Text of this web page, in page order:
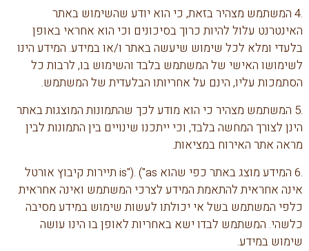
.4 המשתמש מצהיר בזאת, כי הוא יודע שהשימוש באתר
האינטרנט עלול להיות כרוך בסיכונים וכי הוא אחראי באופן
בלעדי ומלא לכל שימוש שיעשה באתר ו/או במידע. המידע הינו
לשימושו האישי של המשתמש בלבד והשימוש בו, לרבות כל
הסתמכות עליו, הינם על אחריותו הבלעדית של המשתמש.
.5 המשתמש מצהיר כי הוא מודע לכך שהתמונות המוצגות באתר
הינן לצורך המחשה בלבד, וכי ייתכנו שינויים בין התמונות לבין
מראה אתר האירוח במציאות.
.6 המידע מוצג באתר כפי שהוא is"). ("as תיירות קיבוץ אורטל
אינה אחראית להתאמת המידע לצרכי המשתמש ואינה אחראית
כלפי המשתמש בשל אי יכולתו לעשות שימוש במידע מסיבה
כלשהי. המשתמש לבדו ישא באחריות לאופן בו הינו עושה
שימוש במידע.